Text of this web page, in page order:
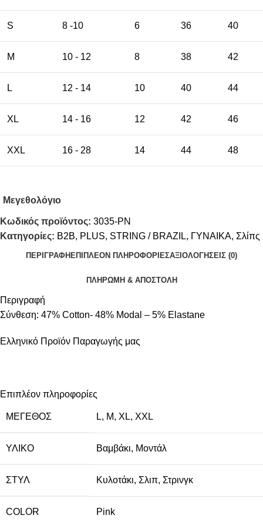
S 8 -10 6 36 40
M 10 - 12 8 38 42
L 12 - 14 10 40 44
XL 14 - 16 12 42 46
XXL 16 - 28 14 44 48
Μεγεθολόγιο
Κωδικός προϊόντος: 3035-PN
Κατηγορίες: B2B, PLUS, STRING / BRAZIL, ΓΥΝΑΙΚΑ, Σλίπς
ΠΕΡΙΓΡΑΦΉ ΕΠΙΠΛΈΟΝ ΠΛΗΡΟΦΟΡΊΕΣΑΞΙΟΛΟΓΉΣΕΙΣ (0)
ΠΛΗΡΩΜΗ & ΑΠΟΣΤΟΛΗ
Περιγραφή
Σύνθεση: 47% Cotton- 48% Modal – 5% Elastane
Ελληνικό Προϊόν Παραγωγής μας
Επιπλέον πληροφορίες
ΜΈΓΕΘΟΣ L, M, XL, XXL
ΥΛΙΚΌ Βαμβάκι, Μοντάλ
ΣΤΥΛ Κυλοτάκι, Σλιπ, Στρινγκ
COLOR Pink